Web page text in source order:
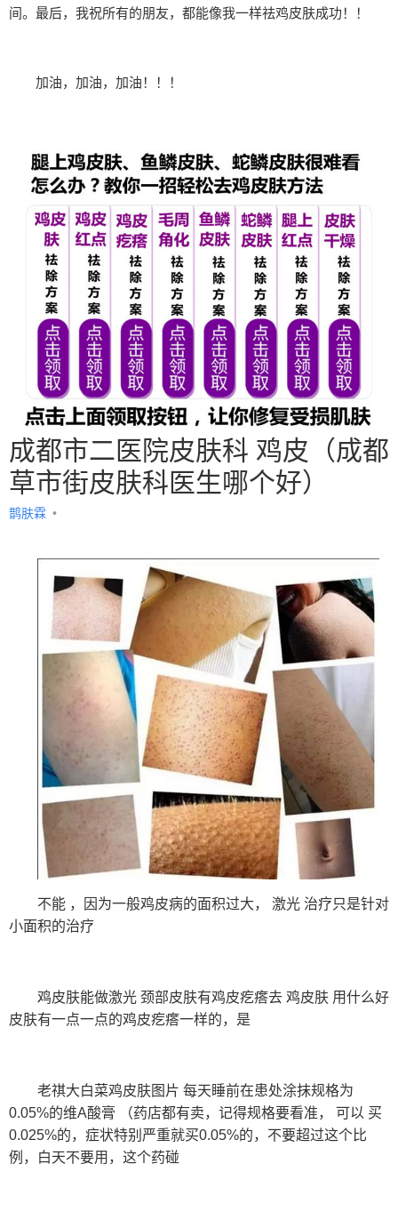
间。最后，我祝所有的朋友，都能像我一样祛鸡皮肤成功！！
加油，加油，加油！！！
成都市二医院皮肤科 鸡皮（成都
草市街皮肤科医生哪个好）
鹊肤霖 •
不能 ，因为一般鸡皮病的面积过大， 激光 治疗只是针对
小面积的治疗
鸡皮肤能做激光 颈部皮肤有鸡皮疙瘩去 鸡皮肤 用什么好
皮肤有一点一点的鸡皮疙瘩一样的，是
老祺大白菜鸡皮肤图片 每天睡前在患处涂抹规格为
0.05%的维A酸膏 （药店都有卖，记得规格要看准， 可以 买
0.025%的，症状特别严重就买0.05%的，不要超过这个比
例，白天不要用，这个药碰